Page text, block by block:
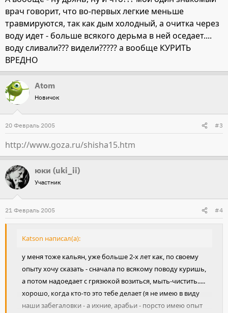
врач говорит, что во-первых легкие меньше
травмируются, так как дым холодный, а очитка через
воду идет - больше всякого дерьма в ней оседает....
воду сливали??? видели????? а вообще КУРИТЬ
ВРЕДНО
Atom
Новичок
20 Февраль 2005 #3
http://www.goza.ru/shisha15.htm
юки (uki_ii)
Участник
21 Февраль 2005 #4
Katson написал(а):
у меня тоже кальян, уже больше 2-х лет как, по своему
опыту хочу сказать - сначала по всякому поводу куришь,
а потом надоедает с грязюкой возиться, мыть-чистить.....
хорошо, когда кто-то это тебе делает (я не имею в виду
наши забегаловки - а ихние, арабьи - порсто имею опыт